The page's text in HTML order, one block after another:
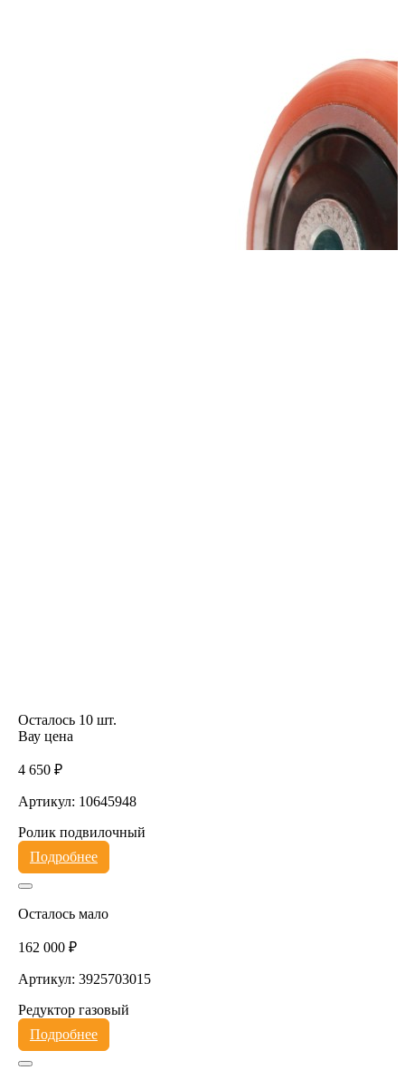
Осталось 10 шт.
Вау цена
4 650 ₽
Артикул: 10645948
Ролик подвилочный
Подробнее
Осталось мало
162 000 ₽
Артикул: 3925703015
Редуктор газовый
Подробнее